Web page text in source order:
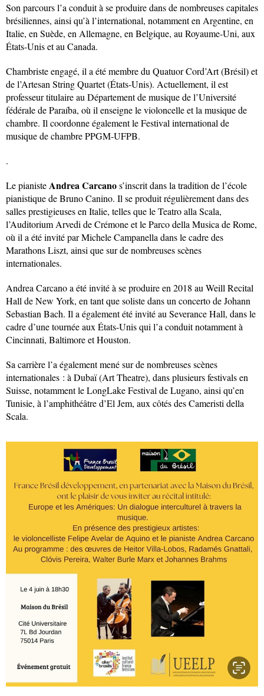
Son parcours l’a conduit à se produire dans de nombreuses capitales
brésiliennes, ainsi qu’à l’international, notamment en Argentine, en
Italie, en Suède, en Allemagne, en Belgique, au Royaume-Uni, aux
États-Unis et au Canada.
Chambriste engagé, il a été membre du Quatuor Cord’Art (Brésil) et
de l’Artesan String Quartet (États-Unis). Actuellement, il est
professeur titulaire au Département de musique de l’Université
fédérale de Paraíba, où il enseigne le violoncelle et la musique de
chambre. Il coordonne également le Festival international de
musique de chambre PPGM-UFPB.
.
Le pianisteAndrea Carcanos’inscrit dans la tradition de l’école
pianistique de Bruno Canino. Il se produit régulièrement dans des
salles prestigieuses en Italie, telles que le Teatro alla Scala,
l’Auditorium Arvedi de Crémone et le Parco della Musica de Rome,
où il a été invité par Michele Campanella dans le cadre des
Marathons Liszt, ainsi que sur de nombreuses scènes
internationales.
Andrea Carcano a été invité à se produire en 2018 au Weill Recital
Hall de New York, en tant que soliste dans un concerto de Johann
Sebastian Bach. Il a également été invité au Severance Hall, dans le
cadre d’une tournée aux États-Unis qui l’a conduit notamment à
Cincinnati, Baltimore et Houston.
Sa carrière l’a également mené sur de nombreuses scènes
internationales : à Dubaï (Art Theatre), dans plusieurs festivals en
Suisse, notamment le LongLake Festival de Lugano, ainsi qu’en
Tunisie, à l’amphithéâtre d’El Jem, aux côtés des Cameristi della
Scala.